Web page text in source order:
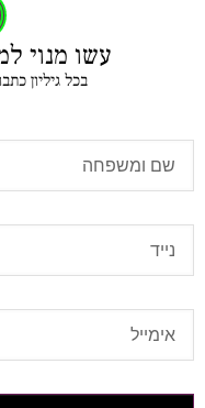
עשו מנוי
בכל גיליון